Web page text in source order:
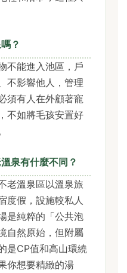
？
不能進入池區，戶
不影響他人，管理
須有人在外顧著寵
不如將毛孩安置好
泉有什麼不同？
老溫泉區以溫泉旅
度假，設施較私人
是純粹的「公共泡
自然原始，但附屬
是CP值和高山環繞
你想要精緻的湯